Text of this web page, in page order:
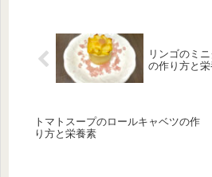
リンゴのミ
の作り方と
トマトスープのロールキャベツの作
り方と栄養素